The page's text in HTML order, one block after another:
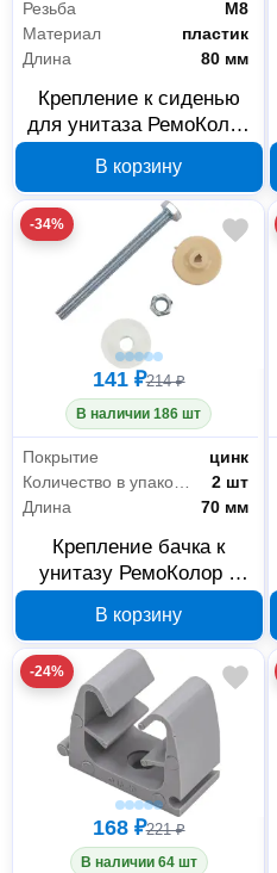
Резьба
М8
Материал
пластик
Длина
80 мм
Крепление к сиденью
для унитаза РемоКолор
прокладками 61-0-054
В корзину
-34%
141 ₽214 ₽
В наличии 186 шт
Покрытие
цинк
2 шт
Длина
70 мм
Крепление бачка к
унитазу РемоКолор с
прокладками 61-0-033
В корзину
-24%
168 ₽221 ₽
В наличии 64 шт